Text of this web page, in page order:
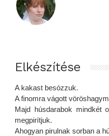
Elkészítése
A kakast besózzuk.
A finomra vágott
Majd húsdarabok mindkét
megpirítjuk.
Ahogyan pirulnak sorban a